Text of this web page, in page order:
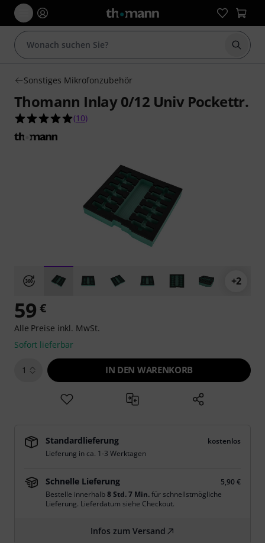
Suche
Sonstiges Mikrofonzubehör
Thomann Inlay 0/12 Univ Pockettr.
5.0 von 5 Sternen aus 10 Kundenbewertungen
(10)
+2
59 €
Alle Preise inkl. MwSt.
Sofort lieferbar
1 IN DEN WARENKORB
Standardlieferung
kostenlos
Lieferung in ca. 1-3 Werktagen
Schnelle Lieferung
5,90 €
Bestelle innerhalb8 Std. 7 Min.für schnellstmögliche
Lieferung. Lieferdatum siehe Checkout.
Infos zum Versand